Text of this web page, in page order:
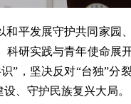
平发展守护共同家园
研实践与青年使命展
”，坚决反对“台独”分
、守护民族复兴大局。